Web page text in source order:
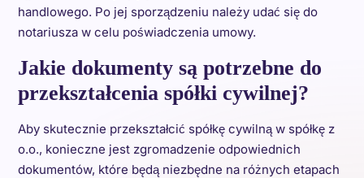
handlowego. Po jej sporządzeniu należy udać się do
notariusza w celu poświadczenia umowy.
Jakie dokumenty są potrzebne do
przekształcenia spółki cywilnej?
Aby skutecznie przekształcić spółkę cywilną w spółkę z
o.o., konieczne jest zgromadzenie odpowiednich
dokumentów, które będą niezbędne na różnych etapach